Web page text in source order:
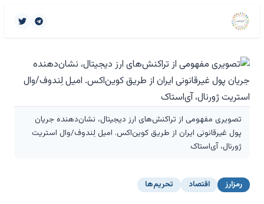
تصویری مفهومی از تراکنش‌های ارز دیجیتال، نشان‌دهنده جریان
پول غیرقانونی ایران از طریق کوین‌اکس. امیل لِندوف/وال استریت
ژورنال، آی‌استاک
رمزارز اقتصاد تحریم‌ها